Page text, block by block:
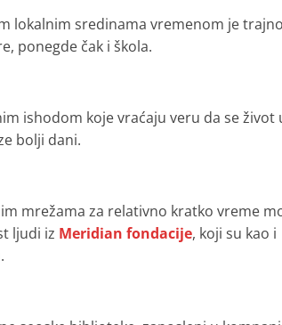
lokalnim sredinama vremenom je
ponegde čak i škola.
ishodom koje vraćaju veru da se život
bolji dani.
mrežama za relativno kratko vreme
ljudi iz Meridian fondacije, koji su kao